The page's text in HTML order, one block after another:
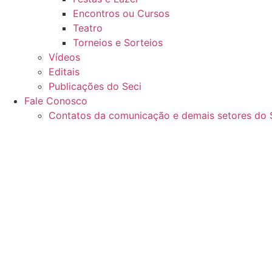
Encontros ou Cursos
Teatro
Torneios e Sorteios
Vídeos
Editais
Publicações do Seci
Fale Conosco
Contatos da comunicação e demais setores do